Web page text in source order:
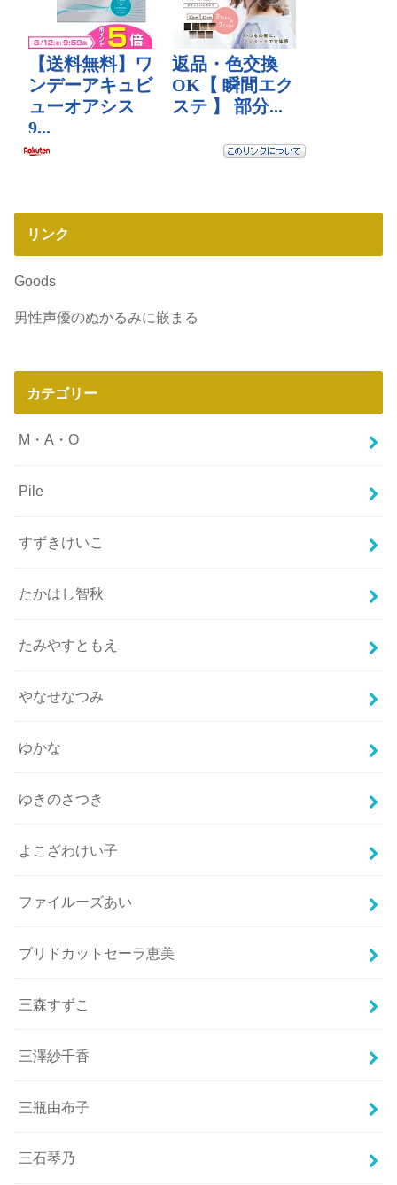
リンク
Goods
男性声優のぬかるみに嵌まる
カテゴリー
M・A・O
Pile
すずきけいこ
たかはし智秋
たみやすともえ
やなせなつみ
ゆかな
ゆきのさつき
よこざわけい子
ファイルーズあい
ブリドカットセーラ恵美
三森すずこ
三澤紗千香
三瓶由布子
三石琴乃